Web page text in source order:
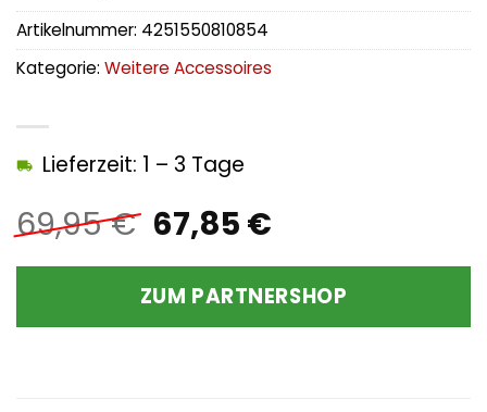
69,95€ Ursprünglicher
Preis
war:
69,95 €
67,85 €Aktueller
ist:
67,85 €.
Lieferzeit: 1 – 3 Tage
ZUM PARTNERSHOP
Artikelnummer: 4251550810854
Kategorie: Weitere Accessoires